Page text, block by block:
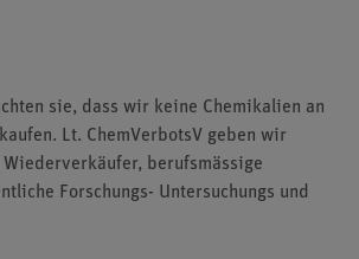
sie, dass wir keine Chemikalien an
Lt. ChemVerbotsV geben wir
berufsmässige
Forschungs- Untersuchungs und